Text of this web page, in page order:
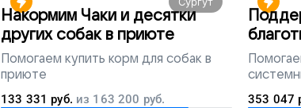
Накормим Чаки и десятки
других собак в приюте
Помогаем купить корм для собак в
приюте
133 331 руб. из 163 200 руб.
всей
353 047